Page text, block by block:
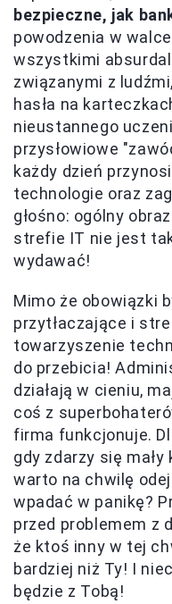
bezpieczne, jak
powodzenia w
wszystkimi
związanymi z
hasła na
nieustannego
przysłowiowe
każdy dzień
technologie oraz
głośno: ogólny
strefie IT nie jest
wydawać!
Mimo że obowiązki
przytłaczające i
towarzyszenie
do przebicia!
działają w cieniu,
coś z
firma funkcjonuje.
gdy zdarzy się
warto na chwilę
wpadać w panikę?
przed problemem z
że ktoś inny w tej
bardziej niż Ty! I
będzie z Tobą!